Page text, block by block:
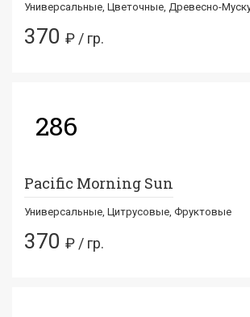
Универсальные, Цветочные, Древесно-
370 ₽ / гр.
286
Pacific Morning Sun
Универсальные, Цитрусовые, Фруктовые
370 ₽ / гр.